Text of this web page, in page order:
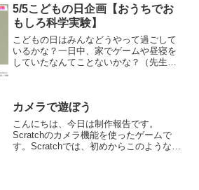
ている最中です。そし...
5/5こどもの日企画【おうちでお
もしろ科学実験】
こどもの日はみんなどうやって過ごして
いるかな？一日中、家でゲームや昼寝を
していたなんてことないかな？（先生が
んじろうさん。自宅で過ご...
カメラで遊ぼう
こんにちは、今日は制作報告です。
Scratchのカメラ機能を使ったゲームで
す。Scratchでは、初めからこのような機